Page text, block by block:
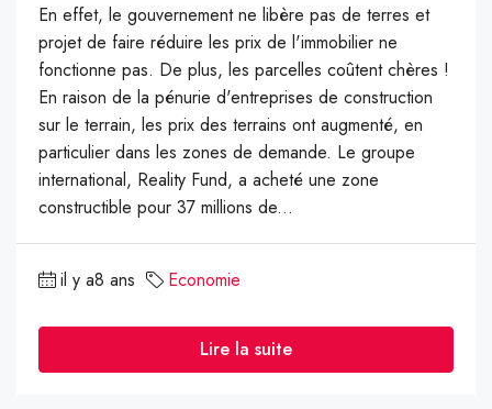
En effet, le gouvernement ne libère pas de terres et
projet de faire réduire les prix de l'immobilier ne
fonctionne pas. De plus, les parcelles coûtent chères !
En raison de la pénurie d'entreprises de construction
sur le terrain, les prix des terrains ont augmenté, en
particulier dans les zones de demande. Le groupe
international, Reality Fund, a acheté une zone
constructible pour 37 millions de...
il y a8 ans Economie
Lire la suite